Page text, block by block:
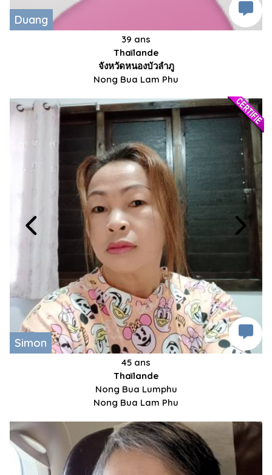
Duang
39 ans
Thaïlande
จังหวัดหนองบัวลำภู
Nong Bua Lam Phu
Simon
45 ans
Thaïlande
Nong Bua Lumphu
Nong Bua Lam Phu